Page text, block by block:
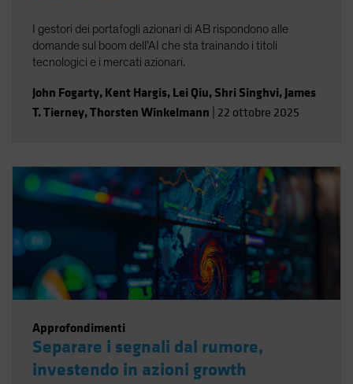
I gestori dei portafogli azionari di AB rispondono alle
domande sul boom dell’AI che sta trainando i titoli
tecnologici e i mercati azionari.
John Fogarty, Kent Hargis, Lei Qiu, Shri Singhvi, James
T. Tierney,Thorsten Winkelmann 22 ottobre 2025
Approfondimenti
Separare i segnali dal rumore,
investendo in azioni growth